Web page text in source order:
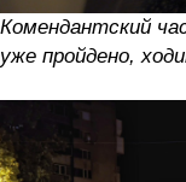
Комендантский
уже пройдено,